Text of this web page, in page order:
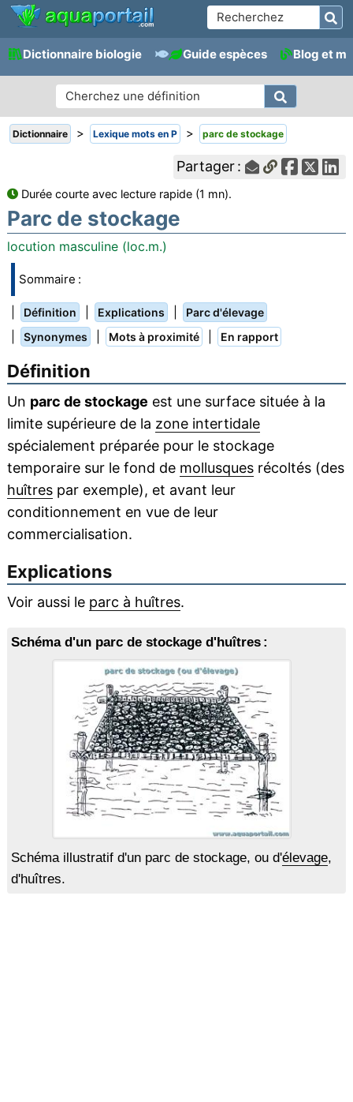
Dictionnaire biologie Guide espèces Blog et
Dictionnaire > Lexique mots en P > parc de stockage
Partager :
Durée courte avec lecture rapide (1 mn).
Parc de stockage
locution masculine (loc.m.)
Sommaire :
Définition Explications Parc d'élevage
Synonymes Mots à proximité En rapport
Définition
Un parc de stockage est une surface située à la
limite supérieure de la zone intertidale
spécialement préparée pour le stockage
temporaire sur le fond de mollusquesrécoltés (des
huîtrespar exemple), et avant leur
conditionnement en vue de leur
commercialisation.
Explications
Voir aussi le parc à huîtres.
Schéma d'un parc de stockage d'huîtres :
Schéma illustratif d'un parc de stockage, ou d'élevage,
d'huîtres.